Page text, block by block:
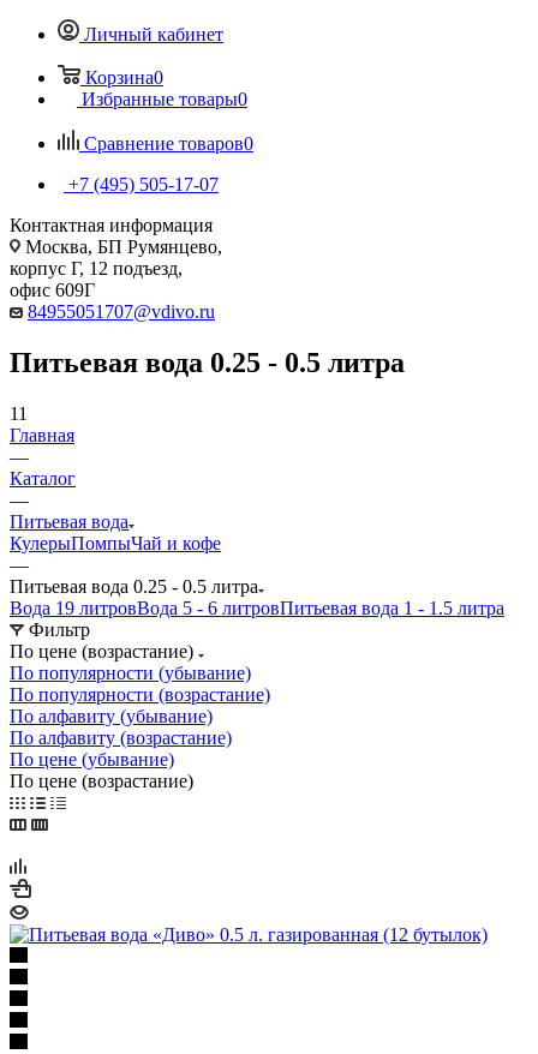
Личный кабинет
Корзина0
Избранные товары0
Сравнение товаров0
+7 (495) 505-17-07
Контактная информация
Москва, БП Румянцево,
корпус Г, 12 подъезд,
офис 609Г
84955051707@vdivo.ru
Питьевая вода 0.25 - 0.5 литра
11
Главная
—
Каталог
—
Питьевая вода
КулерыПомпыЧай и кофе
—
Питьевая вода 0.25 - 0.5 литра
Вода 19 литровВода 5 - 6 литровПитьевая вода 1 - 1.5 литра
Фильтр
По цене (возрастание)
По популярности (убывание)
По популярности (возрастание)
По алфавиту (убывание)
По алфавиту (возрастание)
По цене (убывание)
По цене (возрастание)